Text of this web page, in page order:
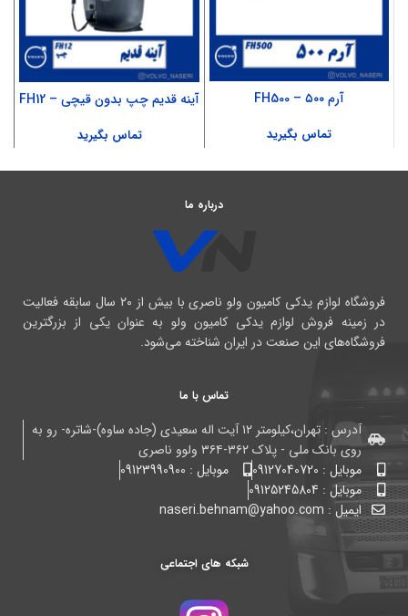
آرم ۵۰۰ – FH500
تماس بگیرید
آینه قدیم چپ بدون قیچی – FH12
تماس بگیرید
درباره ما
فروشگاه لوازم یدکی کامیون ولو ناصری با بیش از ۲۰ سال سابقه فعالیت
در زمینه فروش لوازم یدکی کامیون ولو به عنوان یکی از بزرگترین
فروشگاه‌های این صنعت در ایران شناخته می‌شود.
تماس با ما
آدرس : تهران،کیلومتر ۱۲ آیت اله سعیدی (جاده ساوه)-شاتره- رو به
روی بانک ملی - پلاک ۳۶۲-۳۶۴ ولوو ناصری
موبایل : 09127040720
موبایل : 09123990900
موبایل : 09125245804
ایمیل : naseri.behnam@yahoo.com
شبکه های اجتماعی